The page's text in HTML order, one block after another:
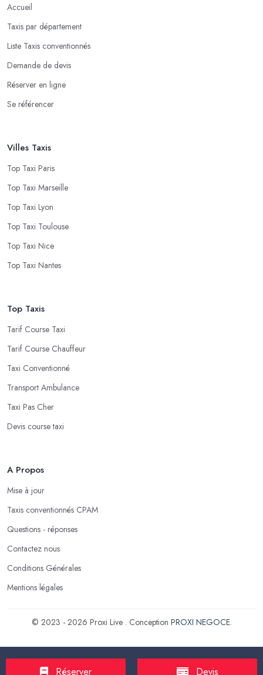
Accueil
Taxis par département
Liste Taxis conventionnés
Demande de devis
Réserver en ligne
Se référencer
Villes Taxis
Top Taxi Paris
Top Taxi Marseille
Top Taxi Lyon
Top Taxi Toulouse
Top Taxi Nice
Top Taxi Nantes
Top Taxis
Tarif Course Taxi
Tarif Course Chauffeur
Taxi Conventionné
Transport Ambulance
Taxi Pas Cher
Devis course taxi
A Propos
Mise à jour
Taxis conventionnés CPAM
Questions - réponses
Contactez nous
Conditions Générales
Mentions légales
© 2023 - 2026 Proxi Live . Conception PROXI NEGOCE.
Réserver Devis